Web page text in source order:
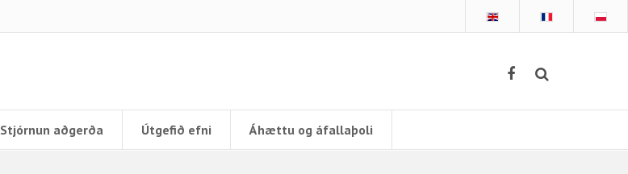
Stjórnun aðgerða Útgefið efni Áhættu og áfallaþoli